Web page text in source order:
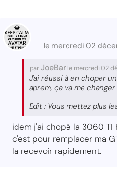
le mercredi 02
parJoeBar le mercredi 02
J'ai réussi à en choper
aprem, ça va me
Edit : Vous mettez plus
idem j'ai chopé la 3060 TI
c'est pour remplacer ma
la recevoir rapidement.